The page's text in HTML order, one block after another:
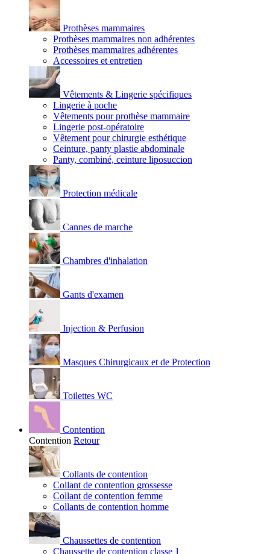
Prothèses mammaires
Prothèses mammaires non adhérentes
Prothèses mammaires adhérentes
Accessoires et entretien
Vêtements & Lingerie spécifiques
Lingerie à poche
Vêtements pour prothèse mammaire
Lingerie post-opératoire
Vêtement pour chirurgie esthétique
Ceinture, panty plastie abdominale
Panty, combiné, ceinture liposuccion
Protection médicale
Cannes de marche
Chambres d'inhalation
Gants d'examen
Injection & Perfusion
Masques Chirurgicaux et de Protection
Toilettes WC
Contention
Contention Retour
Collants de contention
Collant de contention grossesse
Collant de contention femme
Collants de contention homme
Chaussettes de contention
Chaussette de contention classe 1